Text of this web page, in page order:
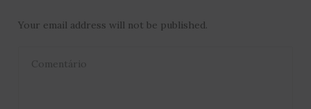
Your email address will not be published.